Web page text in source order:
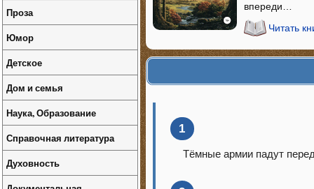
впереди…
Читать
1
Тёмные армии падут
Проза
Юмор
Детское
Дом и семья
Наука, Образование
Справочная литература
Духовность